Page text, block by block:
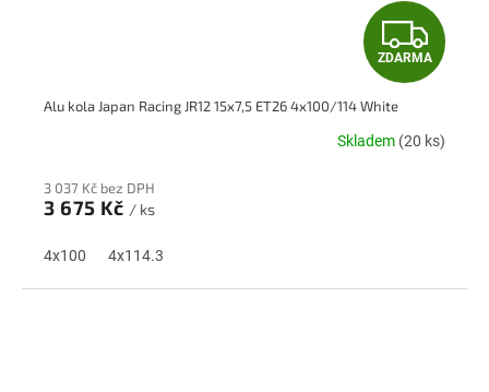
Z
D
A
ZDARMA
Alu kola Japan Racing JR12 15x7,5 ET26 4x100/114 White
Skladem (20 ks)
3 037 Kč bez DPH
3 675 Kč / ks
4x100 4x114.3